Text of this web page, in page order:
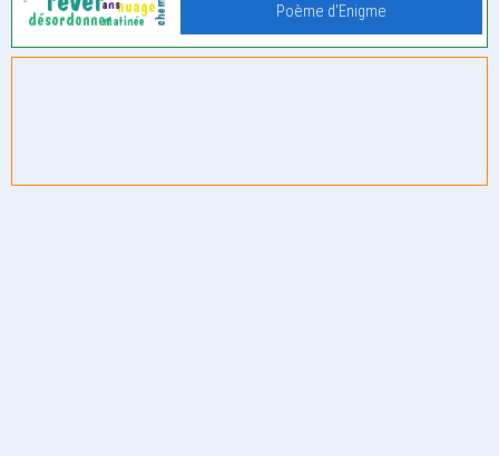
Poème d'Enigme